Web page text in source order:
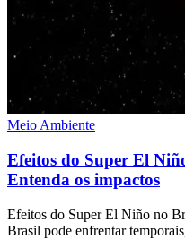
Meio Ambiente
Efeitos do Super El
Entenda os impactos
Efeitos do Super El Niño no
Brasil pode enfrentar